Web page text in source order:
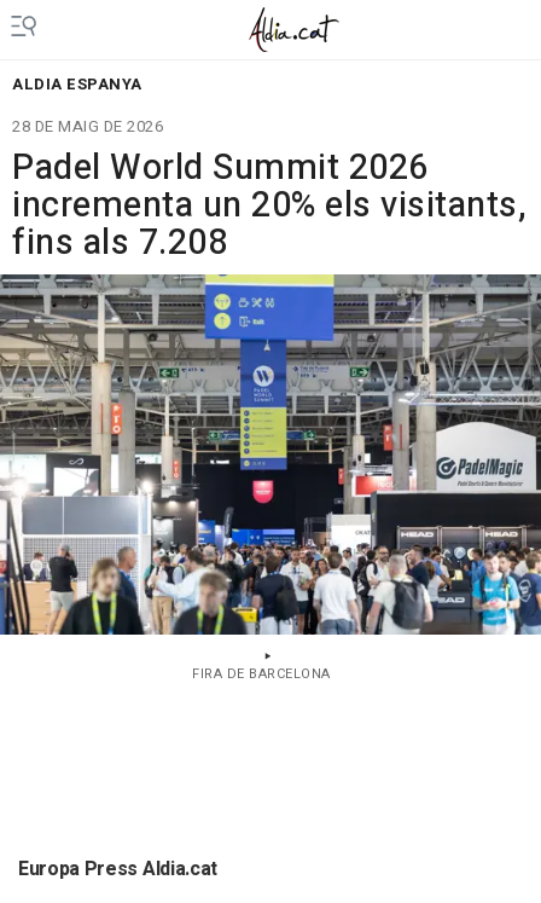
ALDIA ESPANYA
28 DE MAIG DE 2026
Padel World Summit 2026
incrementa un 20% els visitants,
fins als 7.208
FIRA DE BARCELONA
Europa Press Aldia.cat